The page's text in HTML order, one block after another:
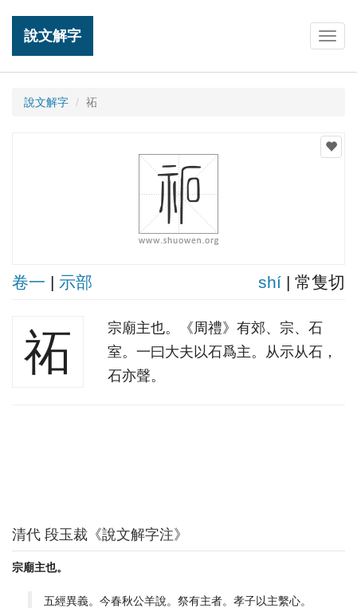
說文解字
說文解字 祏
卷一 | 示部 shí | 常隻切
祏
宗廟主也。《周禮》有郊、宗、石
室。一曰大夫以石爲主。从示从石，
石亦聲。
清代 段玉裁《說文解字注》
宗廟主也。
五經異義。今春秋公羊說。祭有主者。孝子以主繫心。